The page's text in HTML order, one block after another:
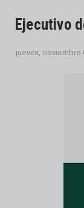
Ejecutivo
jueves, noviembre